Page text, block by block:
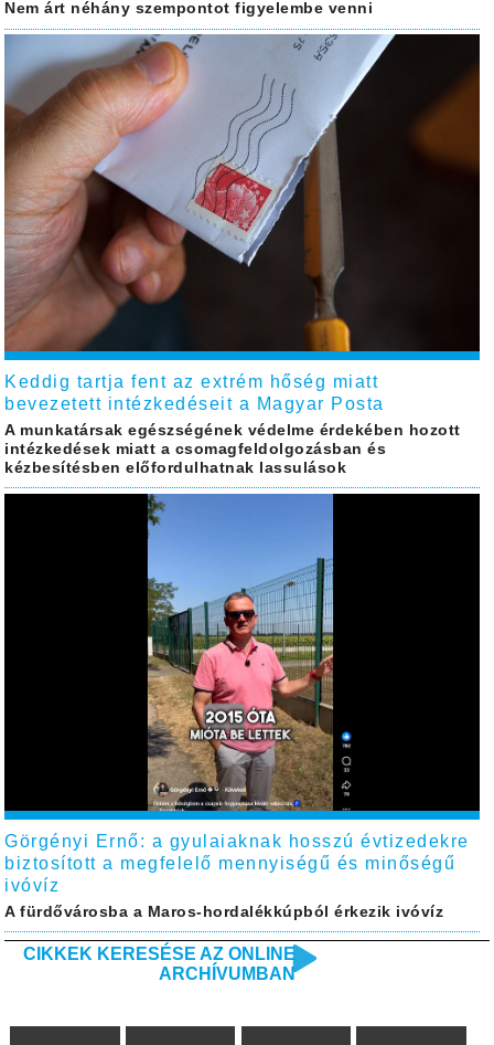
Nem árt néhány szempontot figyelembe venni
Keddig tartja fent az extrém hőség miatt
bevezetett intézkedéseit a Magyar Posta
A munkatársak egészségének védelme érdekében hozott
intézkedések miatt a csomagfeldolgozásban és
kézbesítésben előfordulhatnak lassulások
Görgényi Ernő: a gyulaiaknak hosszú évtizedekre
biztosított a megfelelő mennyiségű és minőségű
ivóvíz
A fürdővárosba a Maros-hordalékkúpból érkezik ivóvíz
CIKKEK KERESÉSE AZ ONLINE
ARCHÍVUMBAN